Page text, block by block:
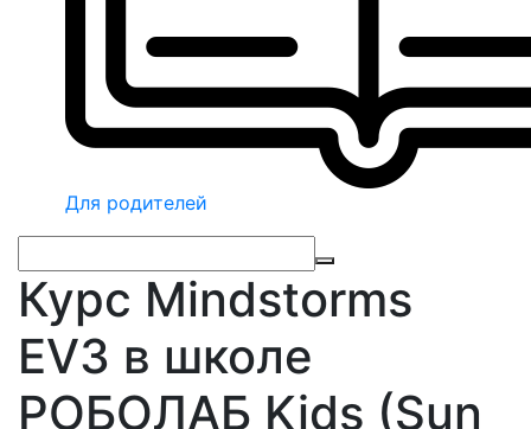
Для родителей
Курс Mindstorms
EV3 в школе
РОБОЛАБ Kids (Sun